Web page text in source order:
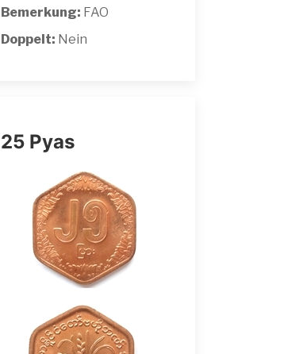
Bemerkung: FAO
Doppelt: Nein
25 Pyas